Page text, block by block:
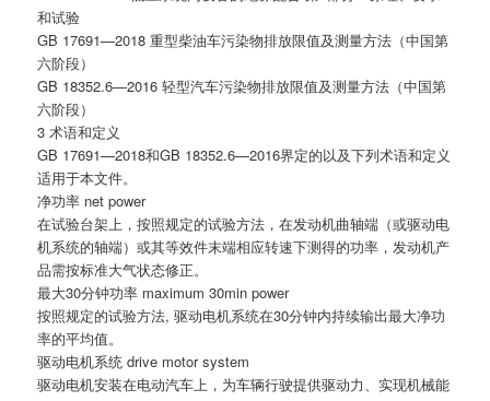
和试验
GB 17691—2018 重型柴油车污染物排放限值及测量方法（中国第
六阶段）
GB 18352.6—2016 轻型汽车污染物排放限值及测量方法（中国第
六阶段）
3 术语和定义
GB 17691—2018和GB 18352.6—2016界定的以及下列术语和定义
适用于本文件。
净功率 net power
在试验台架上，按照规定的试验方法，在发动机曲轴端（或驱动电
机系统的轴端）或其等效件末端相应转速下测得的功率，发动机产
品需按标准大气状态修正。
最大30分钟功率 maximum 30min power
按照规定的试验方法, 驱动电机系统在30分钟内持续输出最大净功
率的平均值。
驱动电机系统 drive motor system
驱动电机安装在电动汽车上，为车辆行驶提供驱动力、实现机械能